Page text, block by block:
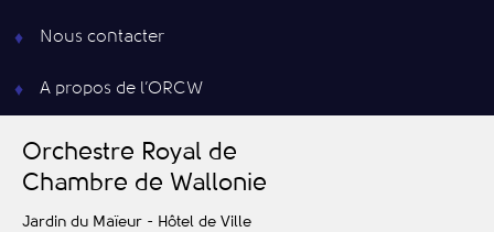
Nous contacter
A propos de l’ORCW
Orchestre Royal de
Chambre de Wallonie
Jardin du Maïeur - Hôtel de Ville